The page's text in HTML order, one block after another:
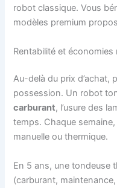
robot classique. Vous
modèles premium
Rentabilité et économies
Au-delà du prix d’achat,
possession. Un robot
carburant, l’usure des
temps. Chaque
manuelle ou thermique.
En 5 ans, une tondeuse
(carburant,